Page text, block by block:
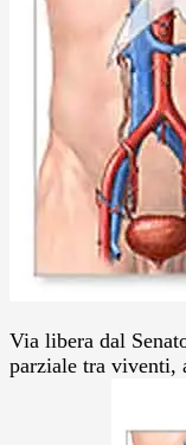
Via libera dal
parziale tra viventi,